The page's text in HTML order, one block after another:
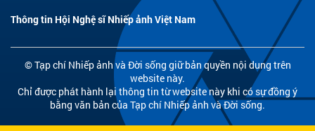
Thông tin Hội Nghệ sĩ Nhiếp ảnh Việt Nam
© Tạp chí Nhiếp ảnh và Đời sống giữ bản quyền nội dung trên
website này.
Chỉ được phát hành lại thông tin từ website này khi có sự đồng ý
bằng văn bản của Tạp chí Nhiếp ảnh và Đời sống.